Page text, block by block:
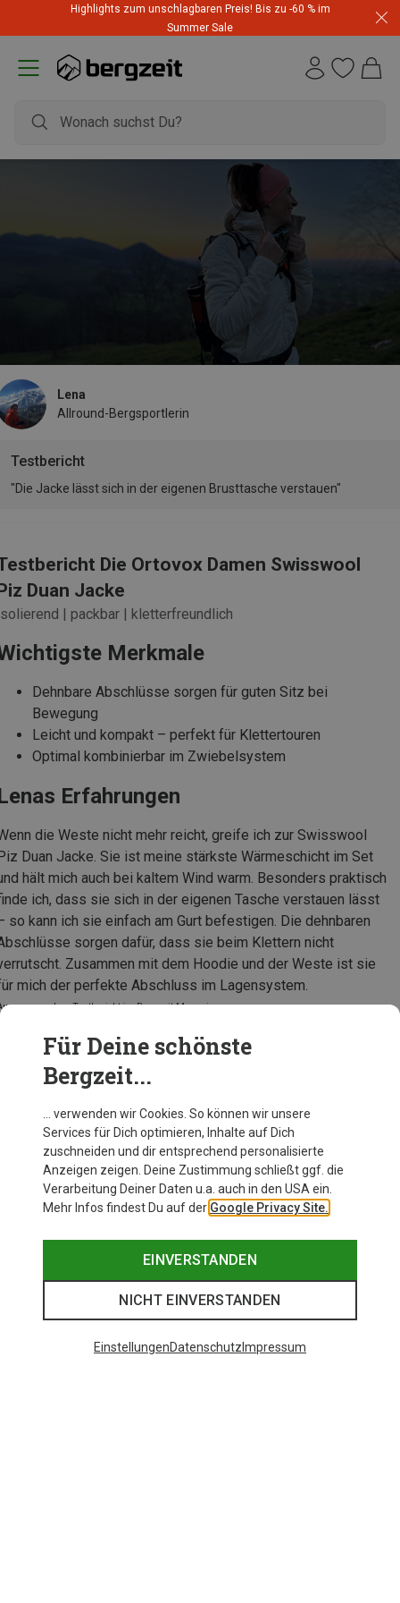
Highlights zum unschlagbaren Preis! Bis zu -60 % im
Summer Sale
Testbericht
Lena
Allround-Bergsportlerin
"Die Jacke lässt sich in der eigenen Brusttasche verstauen"
Die Ortovox Damen Swisswool
Duan Jacke
| packbar | kletterfreundlich
Merkmale
Dehnbare Abschlüsse sorgen für guten Sitz bei
Bewegung
Leicht und kompakt – perfekt für Klettertouren
Optimal kombinierbar im Zwiebelsystem
Erfahrungen
die Weste nicht mehr reicht, greife ich zur Swisswool
Duan Jacke. Sie ist meine stärkste Wärmeschicht im Set
hält mich auch bei kaltem Wind warm. Besonders praktisch
ich, dass sie sich in der eigenen Tasche verstauen lässt
so kann ich sie einfach am Gurt befestigen. Die dehnbaren
sorgen dafür, dass sie beim Klettern nicht
Zusammen mit dem Hoodie und der Weste ist sie
mich der perfekte Abschluss im Lagensystem.
aus dem Testbericht im Bergzeit Magazin
Zur Produktseite
Für Deine schönste
Bergzeit...
… verwenden wir Cookies. So können wir unsere
Services für Dich optimieren, Inhalte auf Dich
zuschneiden und dir entsprechend personalisierte
Anzeigen zeigen. Deine Zustimmung schließt ggf. die
Verarbeitung Deiner Daten u.a. auch in den USA ein.
Mehr Infos findest Du auf der Google Privacy Site.
EINVERSTANDEN
NICHT EINVERSTANDEN
EinstellungenDatenschutz Impressum